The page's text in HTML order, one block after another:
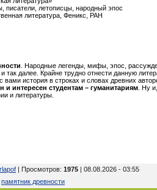
летописцы, народный эпос
литература, Феникс, РАН
. Народные легенды, мифы, эпос,
так далее. Крайне трудно отнести данную
вами история в строках и словах древних
и интересен студентам – гуманитариям. Ну
и литературы.
| Просмотров: 1975 | 08.08.2026 - 03:55
памятник древности